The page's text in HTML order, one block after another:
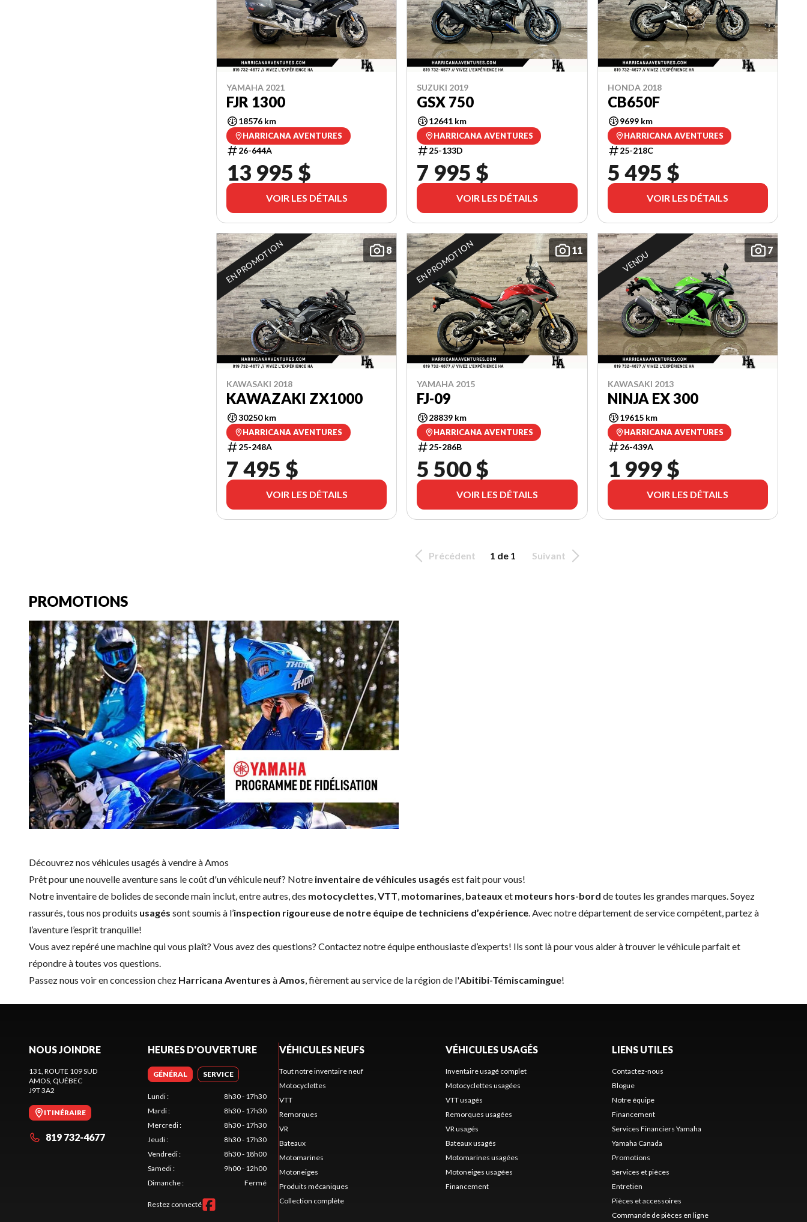
YAMAHA 2021
FJR 1300
18576 km
HARRICANA AVENTURES
26-644A
13 995 $
VOIR LES DÉTAILS
SUZUKI 2019
GSX 750
12641 km
HARRICANA AVENTURES
25-133D
7 995 $
VOIR LES DÉTAILS
HONDA 2018
CB650F
9699 km
HARRICANA AVENTURES
25-218C
5 495 $
VOIR LES DÉTAILS
8
EN PROMOTION
KAWASAKI 2018
KAWAZAKI ZX1000
30250 km
HARRICANA AVENTURES
25-248A
7 495 $
VOIR LES DÉTAILS
11
EN PROMOTION
YAMAHA 2015
FJ-09
28839 km
HARRICANA AVENTURES
25-286B
5 500 $
VOIR LES DÉTAILS
7
VENDU
KAWASAKI 2013
NINJA EX 300
19615 km
HARRICANA AVENTURES
26-439A
1 999 $
VOIR LES DÉTAILS
Précédent 1 de 1 Suivant
PROMOTIONS
Découvrez nos véhicules usagés à vendre à Amos
Prêt pour une nouvelle aventure sans le coût d'unvéhicule neuf? Notre inventaire de véhicules usagés est fait pour vous!
Notre inventaire de bolides de seconde main inclut, entre autres, des motocyclettes,VTT, motomarines, bateaux et moteurs hors-bord de toutes les grandes marques. Soyez
rassurés, tous nos produits usagés sont soumis à l’inspection rigoureuse de notre équipe de techniciens d’expérience. Avec notredépartement de servicecompétent, partez à
l’aventure l’esprit tranquille!
Vous avez repéré une machine qui vous plaît? Vous avez des questions? Contactez notre équipe enthousiaste d’experts! Ils sont là pour vous aider à trouver le véhicule parfait et
répondre à toutes vos questions.
Passez nous voir en concession chez Harricana Aventures àAmos, fièrement au service de la région de l'Abitibi-Témiscamingue!
NOUS JOINDRE
131, ROUTE 109 SUD
AMOS, QUÉBEC
J9T 3A2
ITINÉRAIRE
819 732-4677
HEURES D'OUVERTURE
GÉNÉRAL SERVICE
Lundi:
8h30 - 17h30
Mardi:
8h30 - 17h30
Mercredi:
8h30 - 17h30
Jeudi:
8h30 - 17h30
Vendredi:
8h30 - 18h00
Samedi:
9h00 - 12h00
Dimanche: Fermé
Restez connecté
VÉHICULES NEUFS
Tout notre inventaire neuf
Motocyclettes
VTT
Remorques
VR
Bateaux
Motomarines
Motoneiges
Produits mécaniques
Collection complète
VÉHICULES USAGÉS
Inventaire usagé complet
Motocyclettes usagées
VTT usagés
Remorques usagées
VR usagés
Bateaux usagés
Motomarines usagées
Motoneiges usagées
Financement
LIENS UTILES
Contactez-nous
Blogue
Notre équipe
Financement
Services Financiers Yamaha
Yamaha Canada
Promotions
Services et pièces
Entretien
Pièces et accessoires
Commande de pièces en ligne